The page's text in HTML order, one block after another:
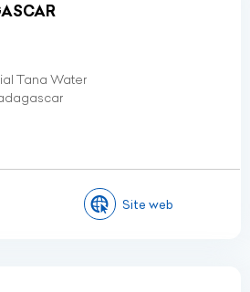
Tana Water
Site web